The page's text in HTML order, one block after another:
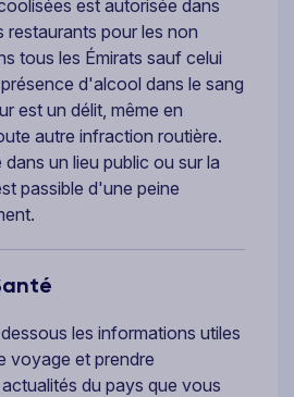
est autorisée dans
restaurants pour les non
tous les Émirats sauf celui
d'alcool dans le sang
est un délit, même en
autre infraction routière.
un lieu public ou sur la
passible d'une peine
les informations utiles
voyage et prendre
du pays que vous